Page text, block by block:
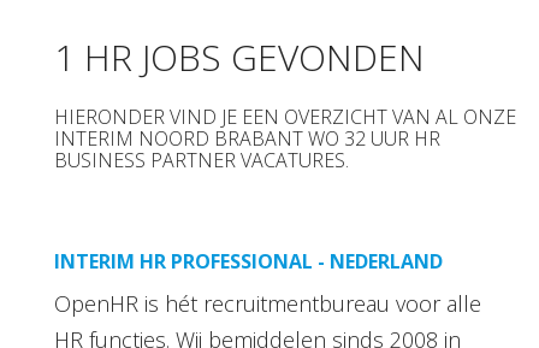
1 HR JOBS GEVONDEN
HIERONDER VIND JE EEN OVERZICHT VAN AL ONZE
INTERIM NOORD BRABANT WO 32 UUR HR
BUSINESS PARTNER VACATURES.
INTERIM HR PROFESSIONAL - NEDERLAND
OpenHR is hét recruitmentbureau voor alle
HR functies. Wij bemiddelen sinds 2008 in